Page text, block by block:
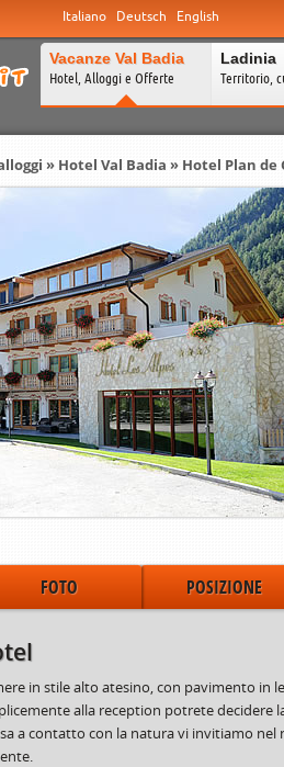
Italiano Deutsch English
Vacanze Val Badia
Hotel, Alloggi e Offerte
Ladinia
Territorio,
» Hotel Val Badia » Hotel Plan de
FOTO POSIZIONE
in stile alto atesino, con pavimento in
alla reception potrete decidere
a contatto con la natura vi invitiamo